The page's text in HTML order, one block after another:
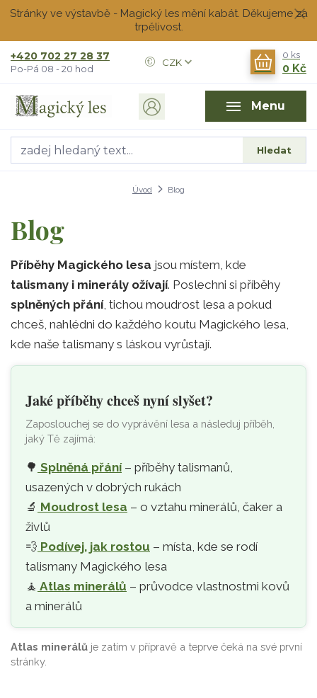
Stránky ve výstavbě - Magický les mění kabát. Děkujeme za
trpělivost.
Menu
CZK
Hledat
+420 702 27 28 37
Po-Pá 08 - 20 hod
0 ks
0 Kč
Úvod Blog
Blog
Příběhy Magického lesa jsou místem, kde
talismany i minerály ožívají. Poslechni si příběhy
splněných přání, tichou moudrost lesa a pokud
chceš, nahlédni do každého koutu Magického lesa,
kde naše talismany s láskou vyrůstají.
Jaké příběhy chceš nyní slyšet?
Zaposlouchej se do vyprávění lesa a následuj příběh,
jaký Tě zajímá:
🌳 Splněná přání– příběhy talismanů,
usazených v dobrých rukách
🔬 Moudrost lesa – o vztahu minerálů, čaker a
živlů
💨 Podívej, jak rostou – místa, kde se rodí
talismany Magického lesa
🧘‍ Atlas minerálů – průvodce vlastnostmi kovů
a minerálů
Atlas minerálů je zatím v přípravě a teprve čeká na své první
stránky.